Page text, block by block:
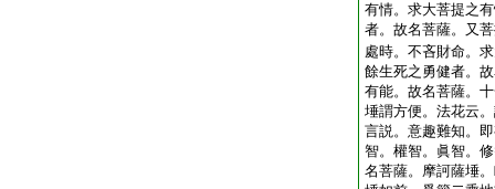
有情。求大菩提之
者。故名菩薩。又
處時。不吝財命。
餘生死之勇健者。
有能。故名菩薩。
埵謂方便。法花云
言説。意趣難知。
智。權智。眞智。
名菩薩。摩訶薩埵